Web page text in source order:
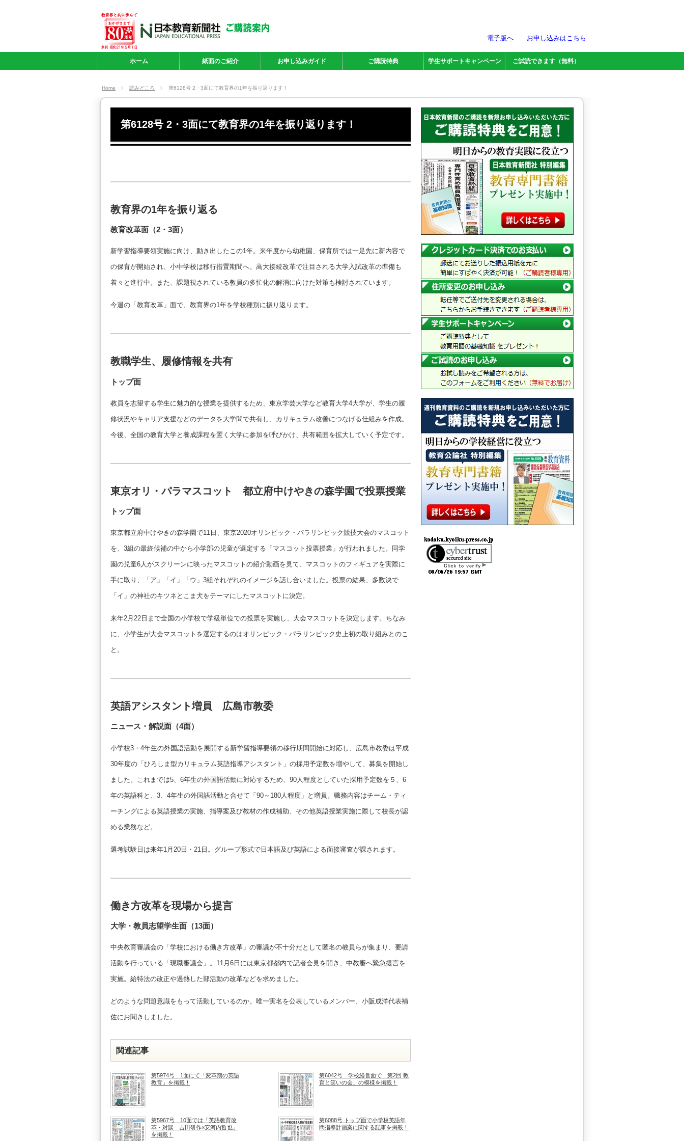
ホーム 紙面のご紹介 お申し込みガイド ご購読特典 学生サポートキャンペーン ご試読できます（無料）
電子版へ お申し込みはこちら
Home 読みどころ 第6128号 2・3面にて教育界の1年を振り返ります！
第6128号 2・3面にて教育界の1年を振り返ります！
教育界の1年を振り返る
教育改革面（2・3面）
新学習指導要領実施に向け、動き出したこの1年。来年度から幼稚園、保育所では一足先に新内容で
の保育が開始され、小中学校は移行措置期間へ。高大接続改革で注目される大学入試改革の準備も
着々と進行中。また、課題視されている教員の多忙化の解消に向けた対策も検討されています。
今週の「教育改革」面で、教育界の1年を学校種別に振り返ります。
教職学生、履修情報を共有
トップ面
教員を志望する学生に魅力的な授業を提供するため、東京学芸大学など教育大学4大学が、学生の履
修状況やキャリア支援などのデータを大学間で共有し、カリキュラム改善につなげる仕組みを作成。
今後、全国の教育大学と養成課程を置く大学に参加を呼びかけ、共有範囲を拡大していく予定です。
東京オリ・パラマスコット 都立府中けやきの森学園で投票授業
トップ面
東京都立府中けやきの森学園で11日、東京2020オリンピック・パラリンピック競技大会のマスコット
を、3組の最終候補の中から小学部の児童が選定する「マスコット投票授業」が行われました。同学
園の児童6人がスクリーンに映ったマスコットの紹介動画を見て、マスコットのフィギュアを実際に
手に取り、「ア」「イ」「ウ」3組それぞれのイメージを話し合いました。投票の結果、多数決で
「イ」の神社のキツネとこま犬をテーマにしたマスコットに決定。
来年2月22日まで全国の小学校で学級単位での投票を実施し、大会マスコットを決定します。ちなみ
に、小学生が大会マスコットを選定するのはオリンピック・パラリンピック史上初の取り組みとのこ
と。
英語アシスタント増員 広島市教委
ニュース・解説面（4面）
小学校3・4年生の外国語活動を展開する新学習指導要領の移行期間開始に対応し、広島市教委は平成
30年度の「ひろしま型カリキュラム英語指導アシスタント」の採用予定数を増やして、募集を開始し
ました。これまでは5、6年生の外国語活動に対応するため、90人程度としていた採用予定数を５、6
年の英語科と、3、4年生の外国語活動と合せて「90～180人程度」と増員。職務内容はチーム・ティ
ーチングによる英語授業の実施、指導案及び教材の作成補助、その他英語授業実施に際して校長が認
める業務など。
選考試験日は来年1月20日・21日。グループ形式で日本語及び英語による面接審査が課されます。
働き方改革を現場から提言
大学・教員志望学生面（13面）
中央教育審議会の「学校における働き方改革」の審議が不十分だとして匿名の教員らが集まり、要請
活動を行っている「現職審議会」。11月6日には東京都都内で記者会見を開き、中教審へ緊急提言を
実施。給特法の改正や過熱した部活動の改革などを求めました。
どのような問題意識をもって活動しているのか。唯一実名を公表しているメンバー、小阪成洋代表補
佐にお聞きしました。
関連記事
第5974号 1面にて「変革期の英語
教育」を掲載！
第6042号 学校経営面で「第2回 教
育と笑いの会」の模様を掲載！
第5967号 10面では「英語教育改
革・対談 吉田研作×安河内哲也」
を掲載！
第6088号 トップ面で小学校英語年
間指導計画案に関する記事を掲載！